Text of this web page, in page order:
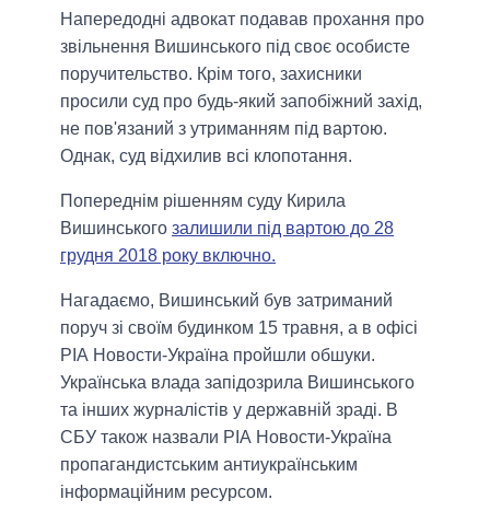
Напередодні адвокат подавав прохання про
звільнення Вишинського під своє особисте
поручительство. Крім того, захисники
просили суд про будь-який запобіжний захід,
не пов'язаний з утриманням під вартою.
Однак, суд відхилив всі клопотання.
Попереднім рішенням суду Кирила
Вишинського залишили під вартою до 28
грудня 2018 року включно.
Нагадаємо, Вишинський був затриманий
поруч зі своїм будинком 15 травня, а в офісі
РІА Новости-Україна пройшли обшуки.
Українська влада запідозрила Вишинського
та інших журналістів у державній зраді. В
СБУ також назвали РІА Новости-Україна
пропагандистським антиукраїнським
інформаційним ресурсом.